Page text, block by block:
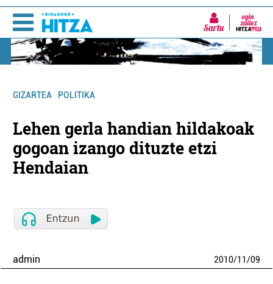
Sartu
GIZARTEA POLITIKA
Lehen gerla handian hildakoak
gogoan izango dituzte etzi
Hendaian
admin 2010/11/09